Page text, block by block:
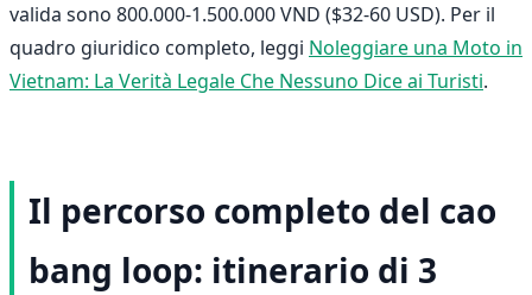
valida sono 800.000-1.500.000 VND ($32-60 USD). Per il
quadro giuridico completo, leggi Noleggiare una Moto in
Vietnam: La Verità Legale Che Nessuno Dice ai Turisti.
Il percorso completo del cao
bang loop: itinerario di 3